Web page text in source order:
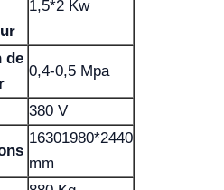
1,5*2 Kw
de
0,4-0,5 Mpa
380 V
16301980*2440
mm